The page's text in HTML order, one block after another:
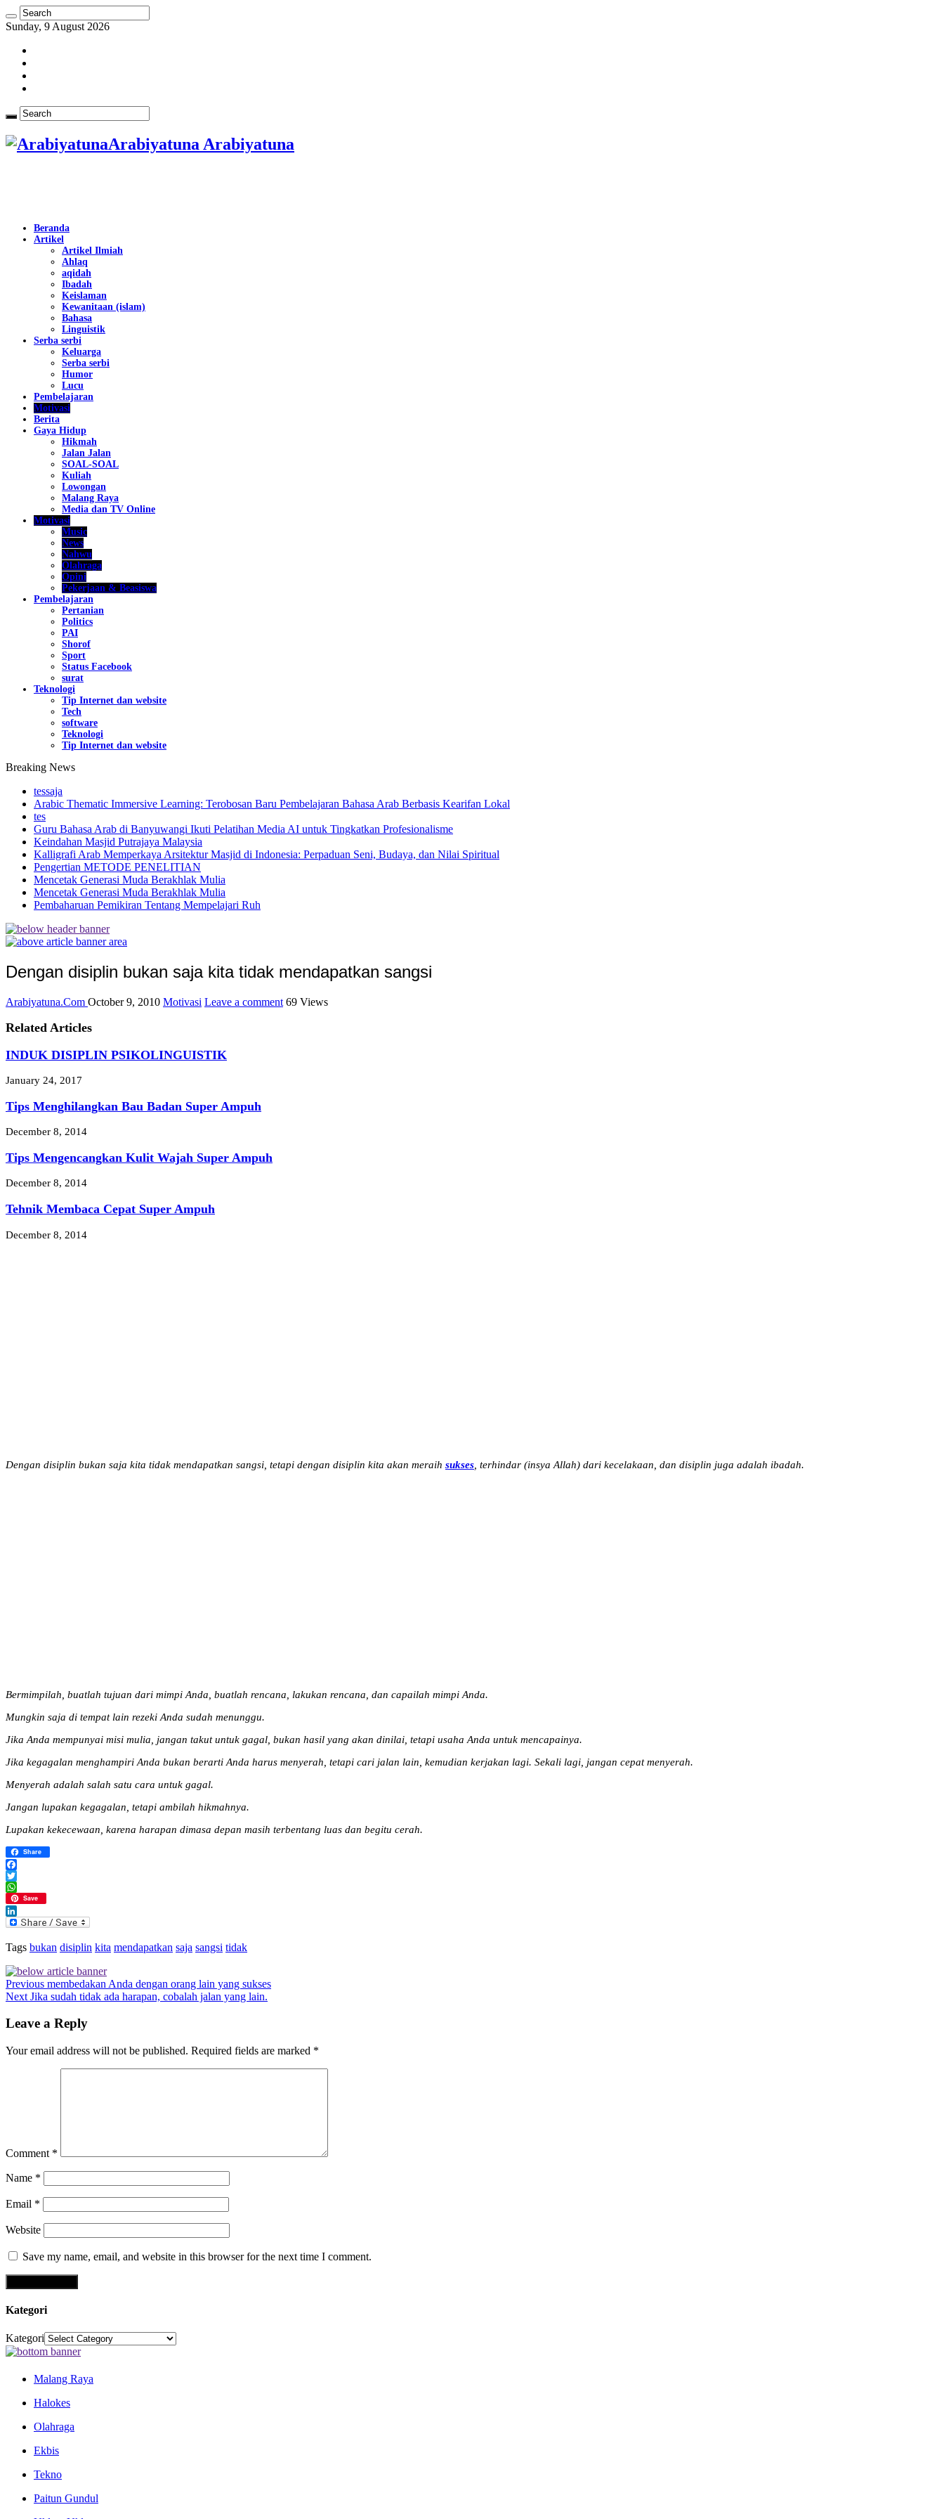
Sunday, 9 August 2026
Arabiyatuna Arabiyatuna
Beranda
Artikel
Artikel Ilmiah
Ahlaq
aqidah
Ibadah
Keislaman
Kewanitaan (islam)
Bahasa
Linguistik
Serba serbi
Keluarga
Serba serbi
Humor
Lucu
Pembelajaran
Motivasi
Berita
Gaya Hidup
Hikmah
Jalan Jalan
SOAL-SOAL
Kuliah
Lowongan
Malang Raya
Media dan TV Online
Motivasi
Music
News
Nahwu
Olahraga
Opini
Pekerjaan & Beasiswa
Pembelajaran
Pertanian
Politics
PAI
Shorof
Sport
Status Facebook
surat
Teknologi
Tip Internet dan website
Tech
software
Teknologi
Tip Internet dan website
Breaking News
tessaja
Arabic Thematic Immersive Learning: Terobosan Baru Pembelajaran Bahasa Arab Berbasis Kearifan Lokal
tes
Guru Bahasa Arab di Banyuwangi Ikuti Pelatihan Media AI untuk Tingkatkan Profesionalisme
Keindahan Masjid Putrajaya Malaysia
Kalligrafi Arab Memperkaya Arsitektur Masjid di Indonesia: Perpaduan Seni, Budaya, dan Nilai Spiritual
Pengertian METODE PENELITIAN
Mencetak Generasi Muda Berakhlak Mulia
Mencetak Generasi Muda Berakhlak Mulia
Pembaharuan Pemikiran Tentang Mempelajari Ruh
Dengan disiplin bukan saja kita tidak mendapatkan sangsi
Arabiyatuna.Com October 9, 2010 Motivasi Leave a comment 69 Views
Related Articles
INDUK DISIPLIN PSIKOLINGUISTIK
January 24, 2017
Tips Menghilangkan Bau Badan Super Ampuh
December 8, 2014
Tips Mengencangkan Kulit Wajah Super Ampuh
December 8, 2014
Tehnik Membaca Cepat Super Ampuh
December 8, 2014
Dengan disiplin bukan saja kita tidak mendapatkan sangsi, tetapi dengan disiplin kita akan meraih sukses , terhindar (insya Allah) dari kecelakaan, dan disiplin juga adalah ibadah.
Bermimpilah, buatlah tujuan dari mimpi Anda, buatlah rencana, lakukan rencana, dan capailah mimpi Anda.
Mungkin saja di tempat lain rezeki Anda sudah menunggu.
Jika Anda mempunyai misi mulia, jangan takut untuk gagal, bukan hasil yang akan dinilai, tetapi usaha Anda untuk mencapainya.
Jika kegagalan menghampiri Anda bukan berarti Anda harus menyerah, tetapi cari jalan lain, kemudian kerjakan lagi. Sekali lagi, jangan cepat menyerah.
Menyerah adalah salah satu cara untuk gagal.
Jangan lupakan kegagalan, tetapi ambilah hikmahnya.
Lupakan kekecewaan, karena harapan dimasa depan masih terbentang luas dan begitu cerah.
Share
Facebook
Twitter
WhatsApp
Save
LinkedIn
Tags bukan disiplin kita mendapatkan saja sangsi tidak
Previous membedakan Anda dengan orang lain yang sukses
Next Jika sudah tidak ada harapan, cobalah jalan yang lain.
Leave a Reply
Your email address will not be published. Required fields are marked *
Comment *
Name *
Email *
Website
Save my name, email, and website in this browser for the next time I comment.
Kategori
Kategori
Malang Raya
Halokes
Olahraga
Ekbis
Tekno
Paitun Gundul